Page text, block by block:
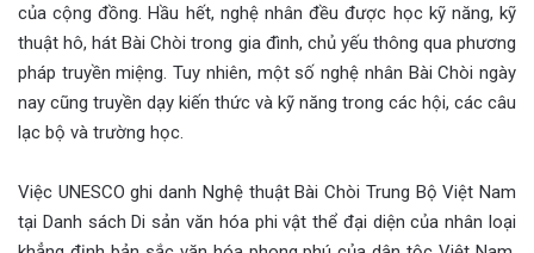
của cộng đồng. Hầu hết, nghệ nhân đều được học kỹ năng, kỹ
thuật hô, hát Bài Chòi trong gia đình, chủ yếu thông qua phương
pháp truyền miệng. Tuy nhiên, một số nghệ nhân Bài Chòi ngày
nay cũng truyền dạy kiến thức và kỹ năng trong các hội, các câu
lạc bộ và trường học.
Việc UNESCO ghi danh Nghệ thuật Bài Chòi Trung Bộ Việt Nam
tại Danh sách Di sản văn hóa phi vật thể đại diện của nhân loại